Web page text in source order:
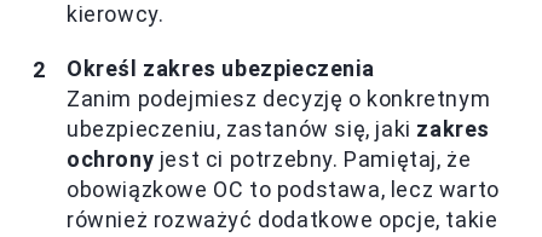
kierowcy.
Określ zakres ubezpieczenia
Zanim podejmiesz decyzję o konkretnym
ubezpieczeniu, zastanów się, jaki zakres
ochrony jest ci potrzebny. Pamiętaj, że
obowiązkowe OC to podstawa, lecz warto
również rozważyć dodatkowe opcje, takie